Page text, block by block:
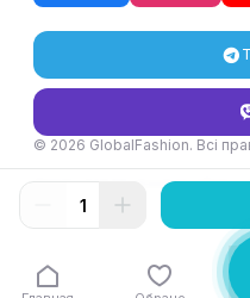
© 2026 GlobalFashion. Всі
Умови повернення та обміну